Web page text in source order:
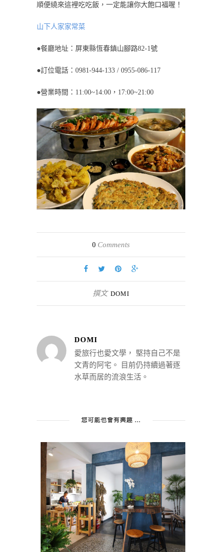
順便繞來這裡吃吃飯，一定能讓你大飽口福喔！
山下人家家常菜
●餐廳地址：屏東縣恆春鎮山腳路82-1號
●訂位電話：0981-944-133 / 0955-086-117
●營業時間：11:00~14:00，17:00~21:00
0 Comments
撰文 DOMI
DOMI
愛旅行也愛文學， 堅持自己不是
文青的阿宅。 目前仍持續過著逐
水草而居的流浪生活。
您可能也會有興趣 ...